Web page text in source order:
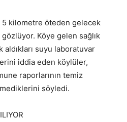
5 kilometre öteden gelecek
Köye gelen sağlık
suyu laboratuvar
iddia eden köylüler,
raporlarının temiz
söyledi.